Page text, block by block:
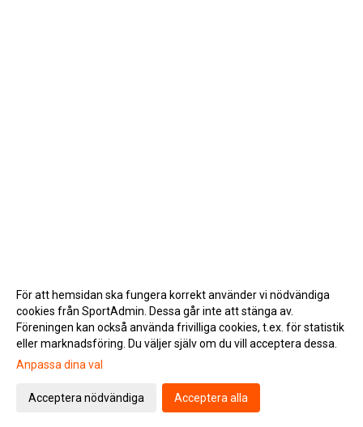
Gå till Webbversion
För att hemsidan ska fungera korrekt använder vi nödvändiga
cookies från SportAdmin. Dessa går inte att stänga av.
Föreningen kan också använda frivilliga cookies, t.ex. för statistik
eller marknadsföring. Du väljer själv om du vill acceptera dessa.
Anpassa dina val
Acceptera nödvändiga Acceptera alla